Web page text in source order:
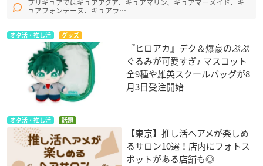
プリキュアではキュアアクア、キュアマリン、キュアマーメイド、キ
ュアフォンテーヌ、キュアラ…
オタ活・推し活 グッズ
『ヒロアカ』デク＆爆豪のぷぷ
ぐるみが可愛すぎ♪ マスコット
全9種や雄英スクールバッグが8
月3日受注開始
オタ活・推し活 話題
【東京】推し活ヘアメが楽しめ
るサロン10選！店内にフォトス
ポットがある店舗も◎